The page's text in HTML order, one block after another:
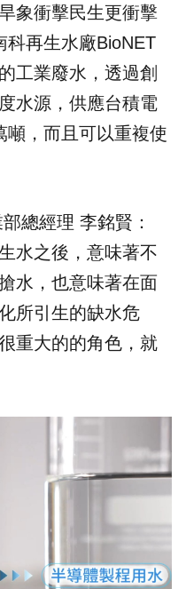
象衝擊民生更衝擊
科再生水廠BioNET
工業廢水，透過創
水源，供應台積電
噸，而且可以重複使
總經理 李銘賢：
水之後，意味著不
水，也意味著在面
所引生的缺水危
重大的的角色，就